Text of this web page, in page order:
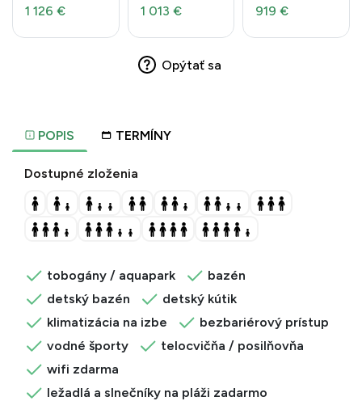
POPIS TERMÍNY
Dostupné zloženia
tobogány / aquapark
bazén
detský bazén
detský kútik
klimatizácia na izbe
bezbariérový prístup
vodné športy
telocvičňa / posilňovňa
wifi zdarma
ležadlá a slnečníky na pláži zadarmo
1 126 € 1 013 € 919 €
Opýtať sa